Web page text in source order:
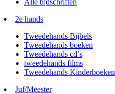
Alle tijdschriften
2e hands
Tweedehands Bijbels
Tweedehands boeken
Tweedehands cd’s
tweedehands films
Tweedehands Kinderboeken
Juf/Meester